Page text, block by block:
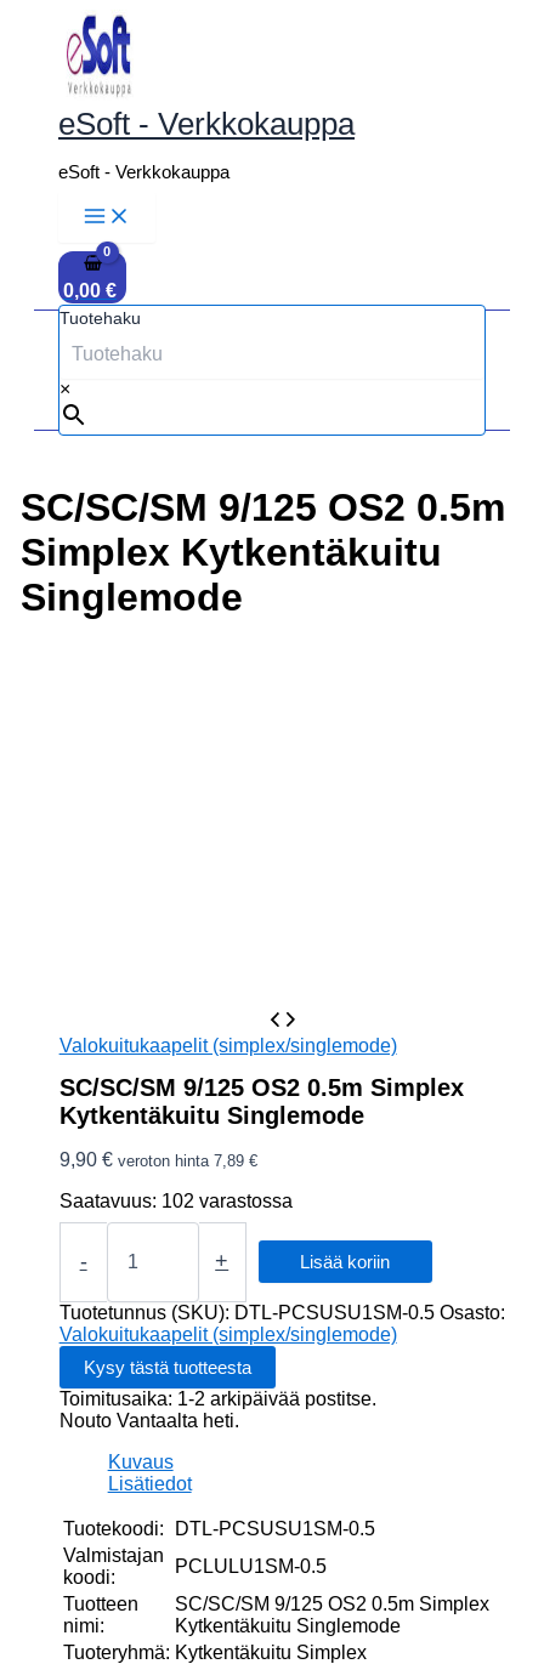
sisältöön
eSoft - Verkkokauppa
eSoft - Verkkokauppa
0,00 €
Tuotehaku
×
SC/SC/SM 9/125 OS2 0.5m
Simplex Kytkentäkuitu
Singlemode
Valokuitukaapelit (simplex/singlemode)
SC/SC/SM 9/125 OS2 0.5m Simplex
Kytkentäkuitu Singlemode
9,90 € veroton hinta 7,89 €
Saatavuus: 102 varastossa
-
SC/SC/SM
0.5m
Simplex
Kytkentäkuitu
Singlemode
määrä
+ Lisää koriin
Tuotetunnus (SKU): DTL-PCSUSU1SM-0.5 Osasto:
Valokuitukaapelit (simplex/singlemode)
Toimitusaika: 1-2 arkipäivää postitse.
Nouto Vantaalta heti.
Kuvaus
Lisätiedot
Tuotekoodi:
DTL-PCSUSU1SM-0.5
Valmistajan
koodi:
PCLULU1SM-0.5
Tuotteen
nimi:
SC/SC/SM 9/125 OS2 0.5m Simplex
Kytkentäkuitu Singlemode
Tuoteryhmä: Kytkentäkuitu Simplex